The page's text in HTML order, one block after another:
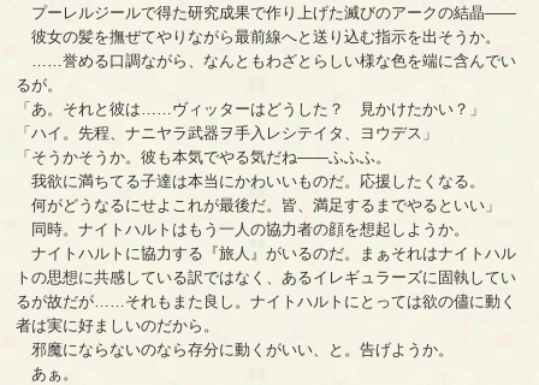
プーレルジールで得た研究成果で作り上げた滅びのアークの結晶――
彼女の髪を撫ぜてやりながら最前線へと送り込む指示を出そうか。
……誉める口調ながら、なんともわざとらしい様な色を端に含んでい
るが。
「あ。それと彼は……ヴィッターはどうした？ 見かけたかい？」
「ハイ。先程、ナニヤラ武器ヲ手入レシテイタ、ヨウデス」
「そうかそうか。彼も本気でやる気だね――ふふふ。
我欲に満ちてる子達は本当にかわいいものだ。応援したくなる。
何がどうなるにせよこれが最後だ。皆、満足するまでやるといい」
同時。ナイトハルトはもう一人の協力者の顔を想起しようか。
ナイトハルトに協力する『旅人』がいるのだ。まぁそれはナイトハル
トの思想に共感している訳ではなく、あるイレギュラーズに固執してい
るが故だが……それもまた良し。ナイトハルトにとっては欲の儘に動く
者は実に好ましいのだから。
邪魔にならないのなら存分に動くがいい、と。告げようか。
あぁ。